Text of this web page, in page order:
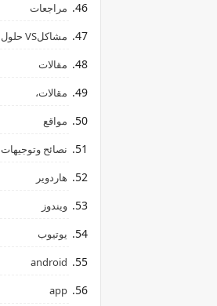
مراجعات
مشاكلVS حلول
مقالات
مقالات،
مواقع
نصائح وتوجيهات
هاردوير
ويندوز
يوتيوب
android
app